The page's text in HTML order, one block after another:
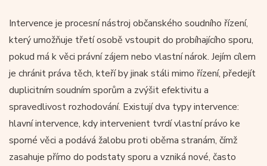
Intervence je procesní nástroj občanského soudního řízení,
který umožňuje třetí osobě vstoupit do probíhajícího sporu,
pokud má k věci právní zájem nebo vlastní nárok. Jejím cílem
je chránit práva těch, kteří by jinak stáli mimo řízení, předejít
duplicitním soudním sporům a zvýšit efektivitu a
spravedlivost rozhodování. Existují dva typy intervence:
hlavní intervence, kdy intervenient tvrdí vlastní právo ke
sporné věci a podává žalobu proti oběma stranám, čímž
zasahuje přímo do podstaty sporu a vzniká nové, často